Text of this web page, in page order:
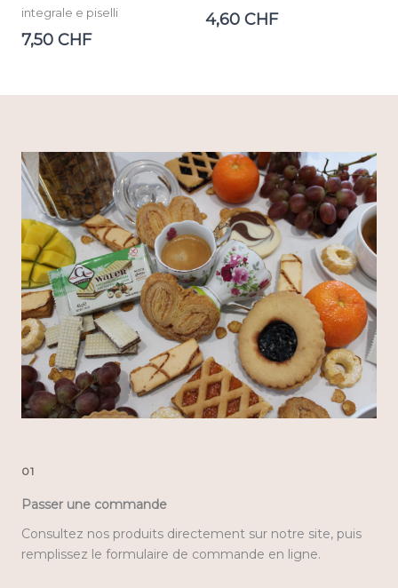
integrale e piselli
7,50 CHF
4,60 CHF
01
Passer une commande
Consultez nos produits directement sur notre site, puis
remplissez le formulaire de commande en ligne.